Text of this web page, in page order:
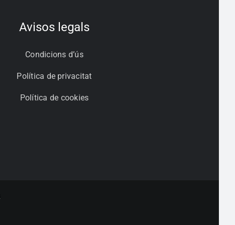
Avisos legals
Condicions d’ús
Política de privacitat
Política de cookies